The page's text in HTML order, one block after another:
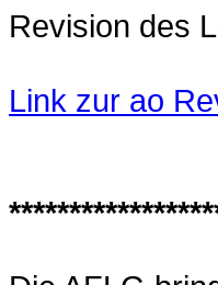
Revision des
Link zur ao